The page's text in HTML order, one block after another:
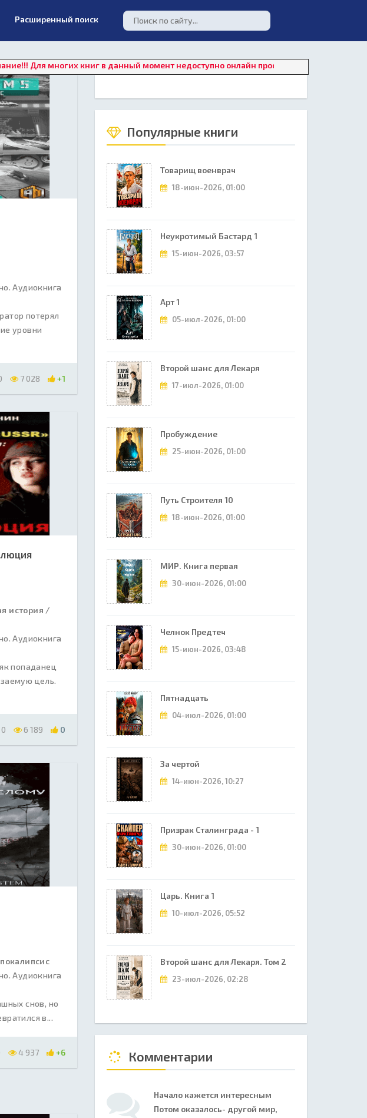
Расширенный поиск
многих книг в данный момент недоступно онлайн прослушивание. Для
Аудиокнига
потерял
уровни
7 028 +1
история /
Аудиокнига
попаданец
цель.
0 6 189 0
Аудиокнига
снов, но
в...
4 937 +6
Популярные книги
Товарищ военврач
18-июн-2026, 01:00
Неукротимый Бастард 1
15-июн-2026, 03:57
Арт 1
05-июл-2026, 01:00
Второй шанс для Лекаря
17-июл-2026, 01:00
Пробуждение
25-июн-2026, 01:00
Путь Строителя 10
18-июн-2026, 01:00
МИР. Книга первая
30-июн-2026, 01:00
Челнок Предтеч
15-июн-2026, 03:48
Пятнадцать
04-июл-2026, 01:00
За чертой
14-июн-2026, 10:27
Призрак Сталинграда - 1
30-июн-2026, 01:00
Царь. Книга 1
10-июл-2026, 05:52
Второй шанс для Лекаря. Том 2
23-июл-2026, 02:28
Комментарии
Начало кажется интересным
Потом оказалось- другой мир,